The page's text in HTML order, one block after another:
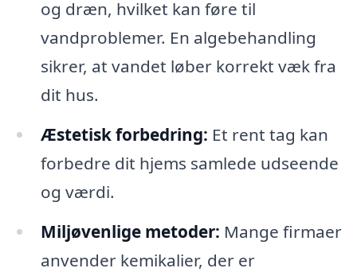
og dræn, hvilket kan føre til
vandproblemer. En algebehandling
sikrer, at vandet løber korrekt væk fra
dit hus.
Æstetisk forbedring: Et rent tag kan
forbedre dit hjems samlede udseende
og værdi.
Miljøvenlige metoder: Mange firmaer
anvender kemikalier, der er